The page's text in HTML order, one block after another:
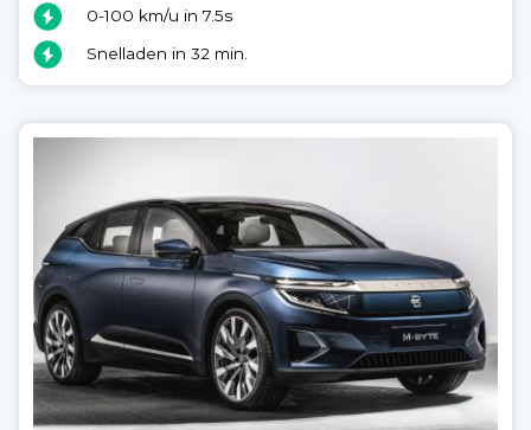
0-100 km/u in 7.5s
Snelladen in 32 min.